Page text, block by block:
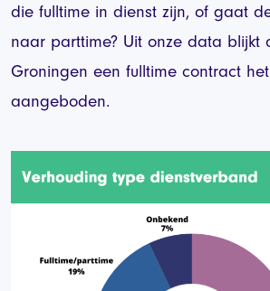
die fulltime in dienst zijn, of gaat
naar parttime? Uit onze data blijkt
Groningen een fulltime contract
aangeboden.